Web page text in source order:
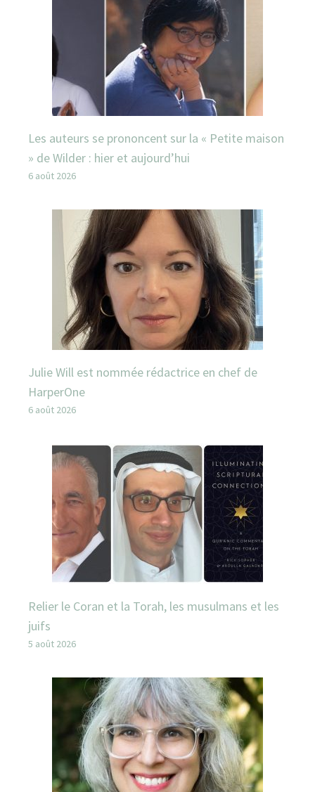
Les auteurs se prononcent sur la « Petite maison
» de Wilder : hier et aujourd’hui
6 août 2026
Julie Will est nommée rédactrice en chef de
HarperOne
6 août 2026
Relier le Coran et la Torah, les musulmans et les
juifs
5 août 2026